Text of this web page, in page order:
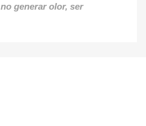
generar olor, ser